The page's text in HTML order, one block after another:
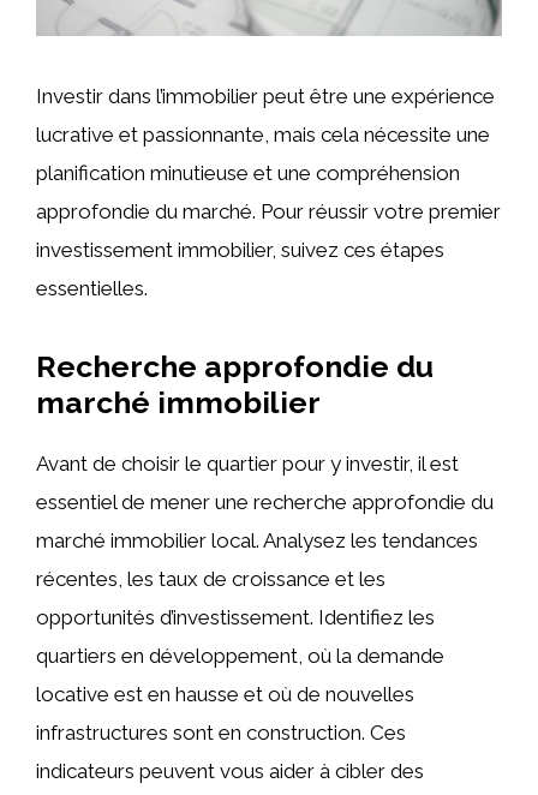
Investir dans l’immobilier peut être une expérience
lucrative et passionnante, mais cela nécessite une
planification minutieuse et une compréhension
approfondie du marché. Pour réussir votre premier
investissement immobilier, suivez ces étapes
essentielles.
Recherche approfondie du
marché immobilier
Avant de choisir le quartier pour y investir, il est
essentiel de mener une recherche approfondie du
marché immobilier local. Analysez les tendances
récentes, les taux de croissance et les
opportunités d’investissement. Identifiez les
quartiers en développement, où la demande
locative est en hausse et où de nouvelles
infrastructures sont en construction. Ces
indicateurs peuvent vous aider à cibler des